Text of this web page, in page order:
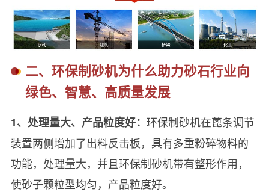
二、环保制砂机为什么助力砂石行业向
绿色、智慧、高质量发展
1、处理量大、产品粒度好： 环保制砂机在蓖条调节
装置两侧增加了出料反击板，具有多重粉碎物料的
功能，处理量大，并且环保制砂机带有整形作用，
使砂子颗粒型均匀，产品粒度好。